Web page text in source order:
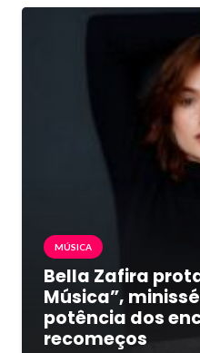
MÚSICA
Bella Zafira
Música”,
potência dos
recomeços